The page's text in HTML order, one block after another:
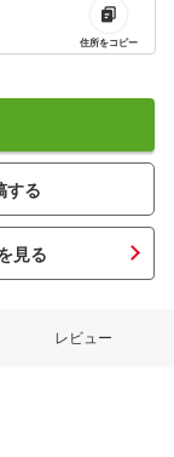
住所をコピー
する
見る
レビュー